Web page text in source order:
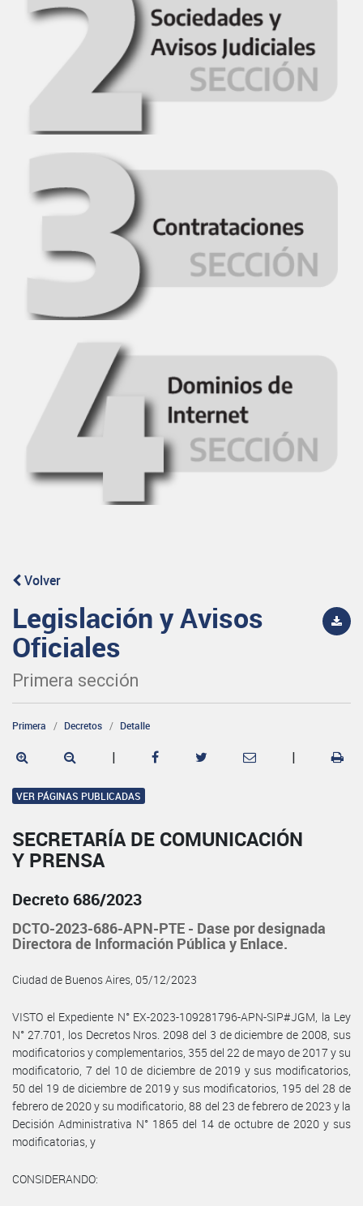
Volver
Legislación y Avisos
Oficiales
Primera sección
Primera Decretos Detalle
| |
VER PÁGINAS PUBLICADAS
SECRETARÍA DE COMUNICACIÓN
Y PRENSA
Decreto 686/2023
DCTO-2023-686-APN-PTE - Dase por designada
Directora de Información Pública y Enlace.
Ciudad de Buenos Aires, 05/12/2023
VISTO el Expediente N° EX-2023-109281796-APN-SIP#JGM, la Ley
N° 27.701, los Decretos Nros. 2098 del 3 de diciembre de 2008, sus
modificatorios y complementarios, 355 del 22 de mayo de 2017 y su
modificatorio, 7 del 10 de diciembre de 2019 y sus modificatorios,
50 del 19 de diciembre de 2019 y sus modificatorios, 195 del 28 de
febrero de 2020 y su modificatorio, 88 del 23 de febrero de 2023 y la
Decisión Administrativa N° 1865 del 14 de octubre de 2020 y sus
modificatorias, y
CONSIDERANDO: